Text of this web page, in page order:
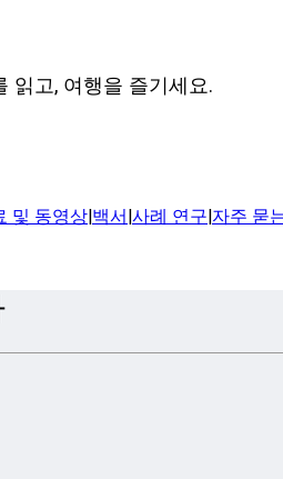
읽고, 여행을 즐기세요.
및 동영상|백서|사례 연구|자주 묻